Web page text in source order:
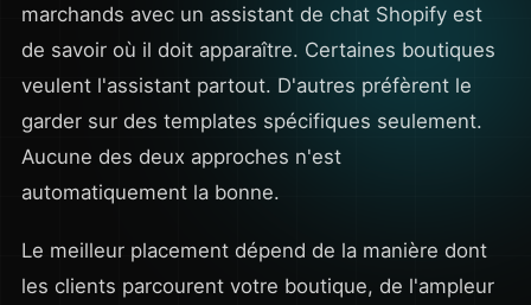
marchands avec un assistant de chat Shopify est
de savoir où il doit apparaître. Certaines boutiques
veulent l'assistant partout. D'autres préfèrent le
garder sur des templates spécifiques seulement.
Aucune des deux approches n'est
automatiquement la bonne.
Le meilleur placement dépend de la manière dont
les clients parcourent votre boutique, de l'ampleur